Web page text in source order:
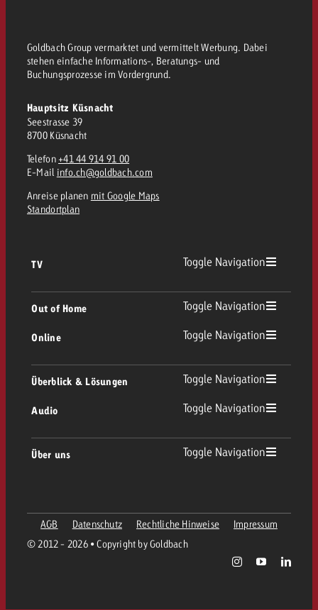
Goldbach Group vermarktet und vermittelt Werbung. Dabei
stehen einfache Informations-, Beratungs- und
Buchungsprozesse im Vordergrund.
Hauptsitz Küsnacht
Seestrasse 39
8700 Küsnacht
Telefon +41 44 914 91 00
E-Mail info.ch@goldbach.com
Anreise planen mit Google Maps
Standortplan
TV Toggle Navigation
Werberichtlinien
Out of Home Toggle Navigation
Out of Home Übersicht
Plakatwerbung
Digital Out of Home
Kontaktiere das OOH-Team
Online Toggle Navigation
Werbemittel-Anlieferung
Überblick & Lösungen Toggle Navigation
Beratung & Crossmedia
Werbeformate
Audio Toggle Navigation
Digital Audio
Über uns Toggle Navigation
Team
© 2012 - 2026 • Copyright by Goldbach
AGB Datenschutz Rechtliche Hinweise Impressum